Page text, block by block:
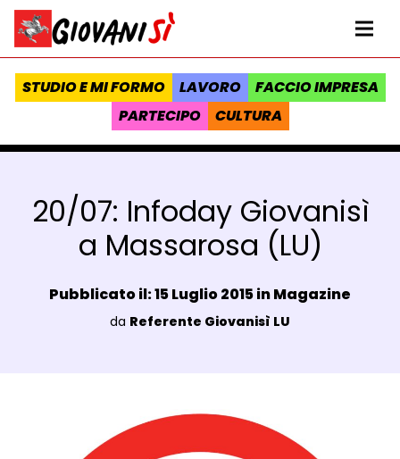
Vai al contenuto
Homepage Giovanisì - Progetto della Regione Toscana
STUDIO E MI FORMO LAVORO
FACCIO IMPRESA
PARTECIPO
CULTURA
20/07: Infoday Giovanisì
a Massarosa (LU)
Data e ora:
Pubblicato il: 15 Luglio 2015 inMagazine
Luogo:
da Referente Giovanisì LU
Dettagli Post Magazine